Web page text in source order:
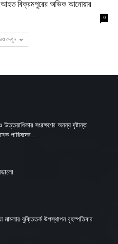
আহত বিক্রমপুরের অভিক আনোয়ার
0
দেখুন
সংরক্ষণের অনন্য দৃষ্টান্ত
পারিষদের...
মামলার যুক্তিতর্ক উপস্থাপন বৃহস্পতিবার